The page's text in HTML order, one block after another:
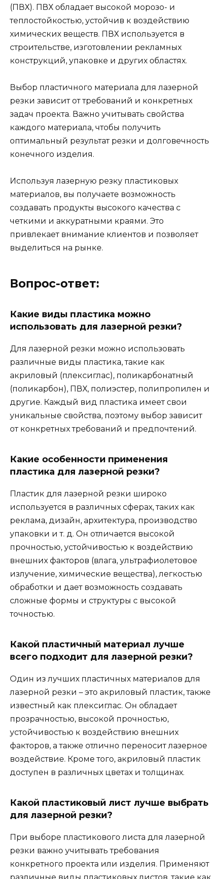
(ПВХ). ПВХ обладает высокой морозо- и
теплостойкостью, устойчив к воздействию
химических веществ. ПВХ используется в
строительстве, изготовлении рекламных
конструкций, упаковке и других областях.
Выбор пластичного материала для лазерной
резки зависит от требований и конкретных
задач проекта. Важно учитывать свойства
каждого материала, чтобы получить
оптимальный результат резки и долговечность
конечного изделия.
Используя лазерную резку пластиковых
материалов, вы получаете возможность
создавать продукты высокого качества с
четкими и аккуратными краями. Это
привлекает внимание клиентов и позволяет
выделиться на рынке.
Вопрос-ответ:
Какие виды пластика можно
использовать для лазерной резки?
Для лазерной резки можно использовать
различные виды пластика, такие как
акриловый (плексиглас), поликарбонатный
(поликарбон), ПВХ, полиэстер, полипропилен и
другие. Каждый вид пластика имеет свои
уникальные свойства, поэтому выбор зависит
от конкретных требований и предпочтений.
Какие особенности применения
пластика для лазерной резки?
Пластик для лазерной резки широко
используется в различных сферах, таких как
реклама, дизайн, архитектура, производство
упаковки и т. д. Он отличается высокой
прочностью, устойчивостью к воздействию
внешних факторов (влага, ультрафиолетовое
излучение, химические вещества), легкостью
обработки и дает возможность создавать
сложные формы и структуры с высокой
точностью.
Какой пластичный материал лучше
всего подходит для лазерной резки?
Один из лучших пластичных материалов для
лазерной резки – это акриловый пластик, также
известный как плексиглас. Он обладает
прозрачностью, высокой прочностью,
устойчивостью к воздействию внешних
факторов, а также отлично переносит лазерное
воздействие. Кроме того, акриловый пластик
доступен в различных цветах и толщинах.
Какой пластиковый лист лучше выбрать
для лазерной резки?
При выборе пластикового листа для лазерной
резки важно учитывать требования
конкретного проекта или изделия. Применяют